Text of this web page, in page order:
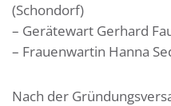
(Schondorf)
– Gerätewart Gerhard
– Frauenwartin Hanna
Nach der